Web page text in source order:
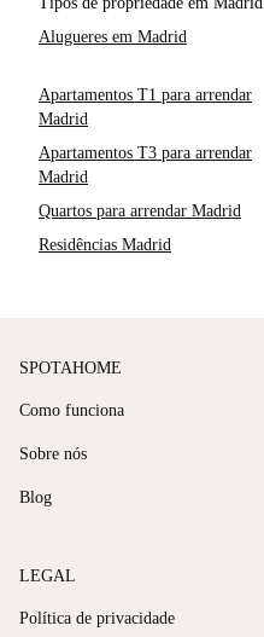
Alugueres em Madrid
Apartamentos T1 para arrendar
Madrid
Apartamentos T3 para arrendar
Madrid
Quartos para arrendar Madrid
Residências Madrid
SPOTAHOME
Como funciona
Sobre nós
Blog
LEGAL
Política de privacidade